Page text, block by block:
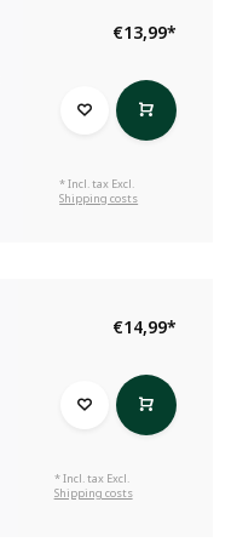
€13,99*
* Incl. tax Excl.
Shipping costs
€14,99*
* Incl. tax Excl.
Shipping costs